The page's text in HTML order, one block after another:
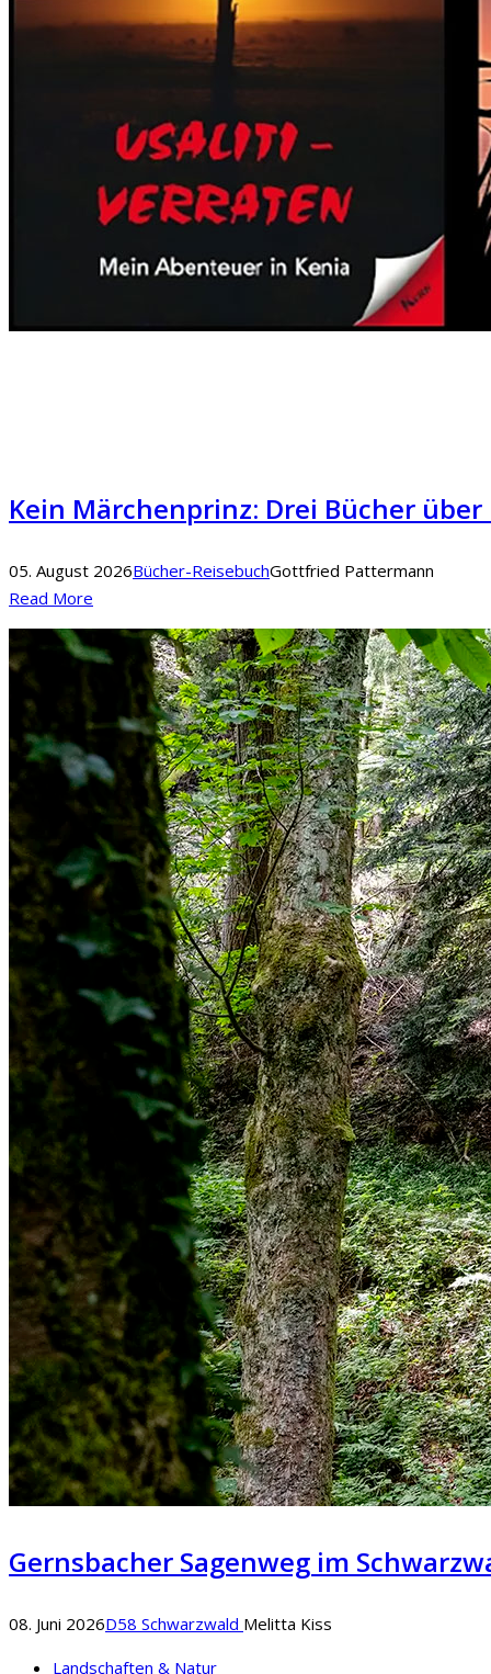
Kein Märchenprinz: Drei Bücher
05. August 2026Bücher-ReisebuchGottfried Pattermann
Read More
Gernsbacher Sagenweg im
08. Juni 2026D58 Schwarzwald Melitta Kiss
Landschaften & Natur